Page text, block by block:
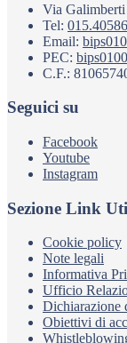
Via
Tel:
Email:
PEC:
C.F.:
Seguici su
Facebook
Youtube
Instagram
Sezione Link
Cookie policy
Note legali
Informativa
Ufficio
Dichiarazione
Obiettivi di